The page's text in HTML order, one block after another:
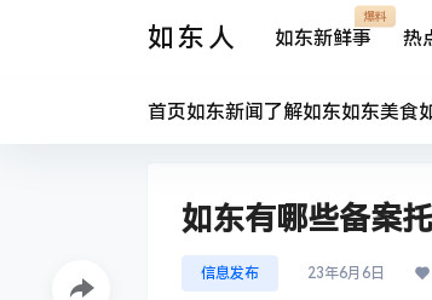
如东人 如东新鲜事
爆料
热
首页如东新闻 了解如东如东美食
如东有哪些备案
信息发布 23年6月6日